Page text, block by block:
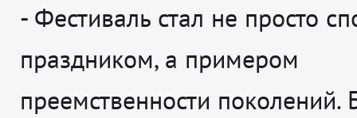
- Фестиваль стал не просто
праздником, а примером
преемственности поколений.